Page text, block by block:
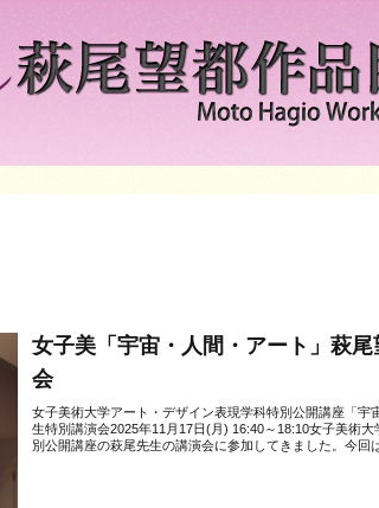
女子美「宇宙・人間・アート」萩
会
女子美術大学アート・デザイン表現学科特別公開講座「宇
生特別講演会2025年11月17日(月) 16:40～18:10女子美術
別公開講座の萩尾先生の講演会に参加してきました。今回